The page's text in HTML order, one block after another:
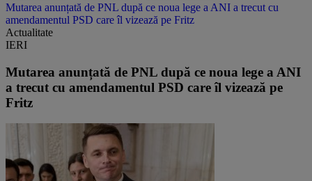
Mutarea anunțată de PNL după ce noua lege a ANI a trecut cu
amendamentul PSD care îl vizează pe Fritz
Actualitate
IERI
Mutarea anunțată de PNL după ce noua lege a ANI
a trecut cu amendamentul PSD care îl vizează pe
Fritz